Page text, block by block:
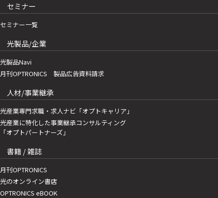
セミナー
セミナー一覧
光製品/企業
光製品Navi
月刊OPTRONICS 製品広告資料請求
人材/事業継承
光産業専門求職・求人ナビ「オプトキャリア」
光産業に特化した事業継承コンサルティング
「オプトパートナーズ」
書籍 / 雑誌
月刊OPTRONICS
光のオンライン書店
OPTRONICS eBOOK